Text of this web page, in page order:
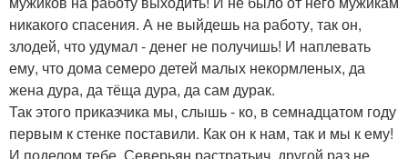
никакого спасения. А не выйдешь на работу, так он,
злодей, что удумал - денег не получишь! И наплевать
ему, что дома семеро детей малых некормленых, да
жена дура, да тёща дура, да сам дурак.
Так этого приказчика мы, слышь - ко, в семнадцатом году
первым к стенке поставили. Как он к нам, так и мы к ему!